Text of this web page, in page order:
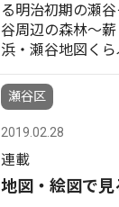
る明治初期の瀬
谷周辺の森林〜
浜・瀬谷地図く
瀬谷区
2019.02.28
連載
地図・絵図で